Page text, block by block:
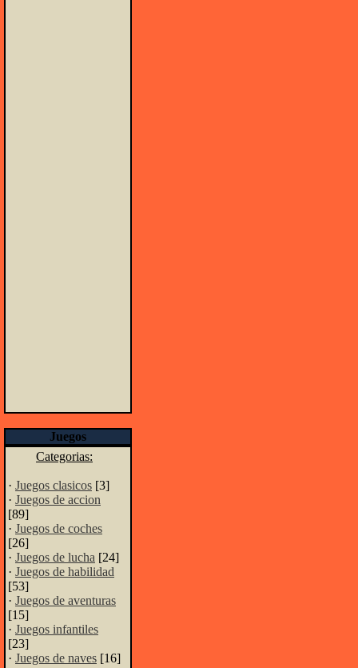
Juegos
Categorias:
· Juegos clasicos [3]
· Juegos de accion
[89]
· Juegos de coches
[26]
· Juegos de lucha [24]
· Juegos de habilidad
[53]
· Juegos de aventuras
[15]
· Juegos infantiles
[23]
· Juegos de naves [16]